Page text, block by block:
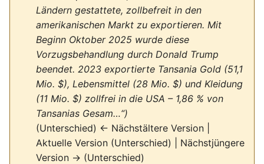
Ländern gestattete, zollbefreit in den
amerikanischen Markt zu exportieren. Mit
Beginn Oktober 2025 wurde diese
Vorzugsbehandlung durch Donald Trump
beendet. 2023 exportierte Tansania Gold (51,1
Mio. $), Lebensmittel (28 Mio. $) und Kleidung
(11 Mio. $) zollfrei in die USA – 1,86 % von
Tansanias Gesam…“)
(Unterschied) ← Nächstältere Version |
Aktuelle Version (Unterschied) | Nächstjüngere
Version → (Unterschied)